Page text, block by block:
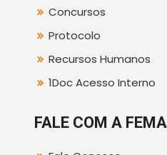
Concursos
Protocolo
Recursos Humanos
1Doc Acesso Interno
FALE COM A FEMA